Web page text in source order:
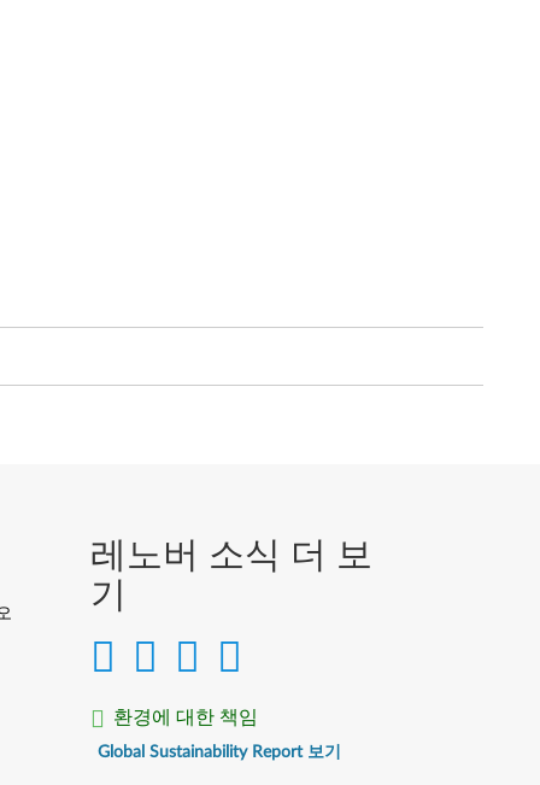
레노버 소식 더 보
기
환경에 대한 책임
Global Sustainability Report 보기